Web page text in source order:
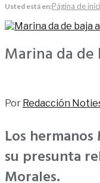
Usted está en:Página de
Marina da de
Por Redacción
Los
su presunta
Morales.